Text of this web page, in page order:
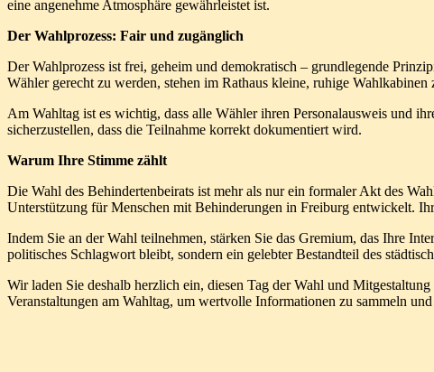
eine angenehme Atmosphäre gewährleistet ist.
Der Wahlprozess: Fair und zugänglich
Der Wahlprozess ist frei, geheim und demokratisch – grundlegende
Wähler gerecht zu werden, stehen im Rathaus kleine, ruhige
Am Wahltag ist es wichtig, dass alle Wähler ihren Personalausweis und
sicherzustellen, dass die Teilnahme korrekt dokumentiert wird.
Warum Ihre Stimme zählt
Die Wahl des Behindertenbeirats ist mehr als nur ein formaler Akt des
Unterstützung für Menschen mit Behinderungen in Freiburg entwickelt.
Indem Sie an der Wahl teilnehmen, stärken Sie das Gremium, das Ihre
politisches Schlagwort bleibt, sondern ein gelebter Bestandteil des
Wir laden Sie deshalb herzlich ein, diesen Tag der Wahl und
Veranstaltungen am Wahltag, um wertvolle Informationen zu sammeln